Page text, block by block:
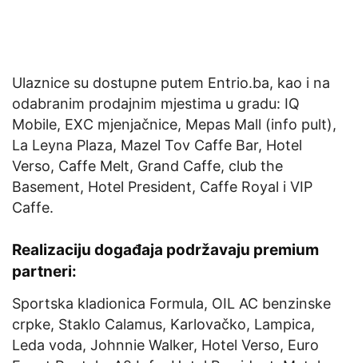
Ulaznice su dostupne putem Entrio.ba, kao i na
odabranim prodajnim mjestima u gradu: IQ
Mobile, EXC mjenjačnice, Mepas Mall (info pult),
La Leyna Plaza, Mazel Tov Caffe Bar, Hotel
Verso, Caffe Melt, Grand Caffe, club the
Basement, Hotel President, Caffe Royal i VIP
Caffe.
Realizaciju događaja podržavaju premium
partneri:
Sportska kladionica Formula, OIL AC benzinske
crpke, Staklo Calamus, Karlovačko, Lampica,
Leda voda, Johnnie Walker, Hotel Verso, Euro